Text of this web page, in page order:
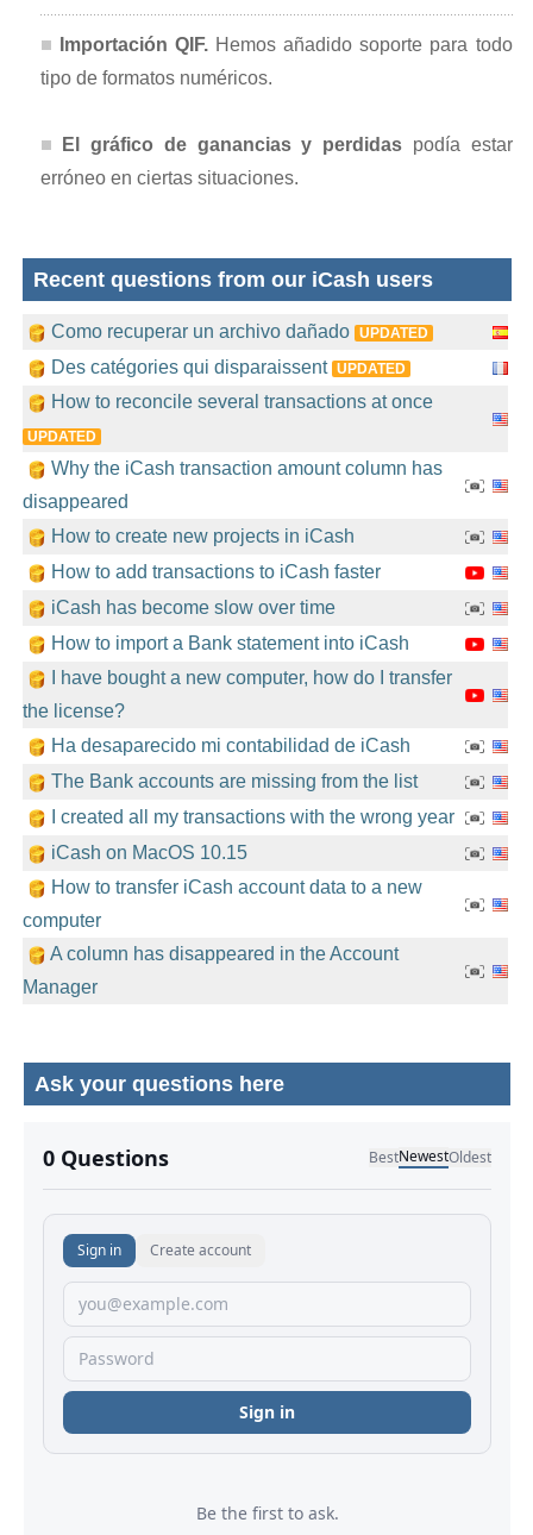
Importación QIF.Hemos añadido soporte para todo
tipo de formatos numéricos.
El gráfico de ganancias y perdidas podía estar
erróneo en ciertas situaciones.
Recent questions from our iCash users
Como recuperar un archivo dañado UPDATED
Des catégories qui disparaissent UPDATED
How to reconcile several transactions at once
UPDATED
Why the iCash transaction amount column has
disappeared
How to create new projects in iCash
How to add transactions to iCash faster
iCash has become slow over time
How to import a Bank statement into iCash
I have bought a new computer, how do I transfer
the license?
Ha desaparecido mi contabilidad de iCash
The Bank accounts are missing from the list
I created all my transactions with the wrong year
iCash on MacOS 10.15
How to transfer iCash account data to a new
computer
A column has disappeared in the Account
Manager
Ask your questions here
No comments yet.